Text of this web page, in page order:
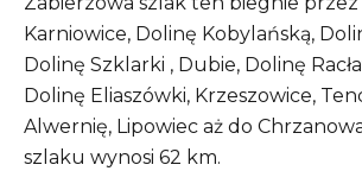
Karniowice, Dolinę Kobylańską,
Dolinę Szklarki , Dubie, Dolinę
Dolinę Eliaszówki, Krzeszowice,
Alwernię, Lipowiec aż do
szlaku wynosi 62 km.